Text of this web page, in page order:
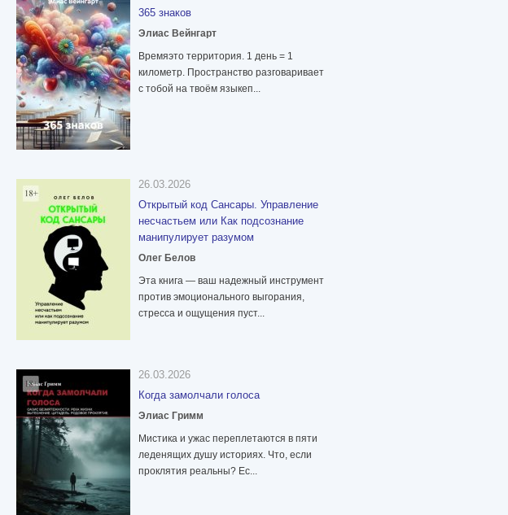
365 знаков
Элиас Вейнгарт
Времяэто территория. 1 день = 1
километр. Пространство разговаривает
с тобой на твоём языкеп...
26.03.2026
Открытый код Сансары. Управление
несчастьем или Как подсознание
манипулирует разумом
Олег Белов
Эта книга — ваш надежный инструмент
против эмоционального выгорания,
стресса и ощущения пуст...
26.03.2026
Когда замолчали голоса
Элиас Гримм
Мистика и ужас переплетаются в пяти
леденящих душу историях. Что, если
проклятия реальны? Ес...